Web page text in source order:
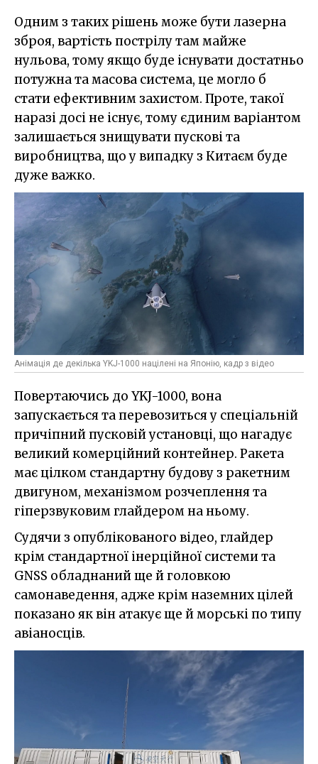
Одним з таких рішень може бути лазерна
зброя, вартість пострілу там майже
нульова, тому якщо буде існувати достатньо
потужна та масова система, це могло б
стати ефективним захистом. Проте, такої
наразі досі не існує, тому єдиним варіантом
залишається знищувати пускові та
виробництва, що у випадку з Китаєм буде
дуже важко.
Анімація де декілька YKJ-1000 націлені на Японію, кадр з відео
Повертаючись до YKJ-1000, вона
запускається та перевозиться у спеціальній
причіпний пусковій установці, що нагадує
великий комерційний контейнер. Ракета
має цілком стандартну будову з ракетним
двигуном, механізмом розчеплення та
гіперзвуковим глайдером на ньому.
Судячи з опублікованого відео, глайдер
крім стандартної інерційної системи та
GNSS обладнаний ще й головкою
самонаведення, адже крім наземних цілей
показано як він атакує ще й морські по типу
авіаносців.